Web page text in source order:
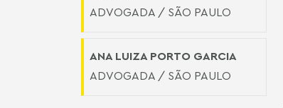
ADVOGADA / SÃO PAULO
ANA LUIZA PORTO GARCIA
ADVOGADA / SÃO PAULO